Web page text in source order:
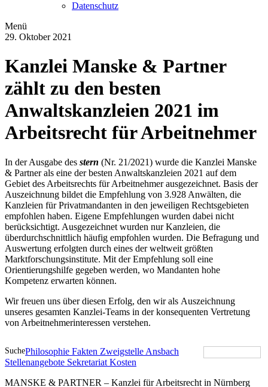
Datenschutz
Menü
29. Oktober 2021
Kanzlei Manske & Partner
zählt zu den besten
Anwaltskanzleien 2021 im
Arbeitsrecht für Arbeitnehmer
In der Ausgabe des stern (Nr. 21/2021) wurde die Kanzlei Manske
& Partner als eine der besten Anwaltskanzleien 2021 auf dem
Gebiet des Arbeitsrechts für Arbeitnehmer ausgezeichnet. Basis der
Auszeichnung bildet die Empfehlung von 3.928 Anwälten, die
Kanzleien für Privatmandanten in den jeweiligen Rechtsgebieten
empfohlen haben. Eigene Empfehlungen wurden dabei nicht
berücksichtigt. Ausgezeichnet wurden nur Kanzleien, die
überdurchschnittlich häufig empfohlen wurden. Die Befragung und
Auswertung erfolgten durch eines der weltweit größten
Marktforschungsinstitute. Mit der Empfehlung soll eine
Orientierungshilfe gegeben werden, wo Mandanten hohe
Kompetenz erwarten können.
Wir freuen uns über diesen Erfolg, den wir als Auszeichnung
unseres gesamten Kanzlei-Teams in der konsequenten Vertretung
von Arbeitnehmerinteressen verstehen.
SuchePhilosophie Fakten Zweigstelle Ansbach
Stellenangebote Sekretariat Kosten
MANSKE & PARTNER – Kanzlei für Arbeitsrecht in Nürnberg